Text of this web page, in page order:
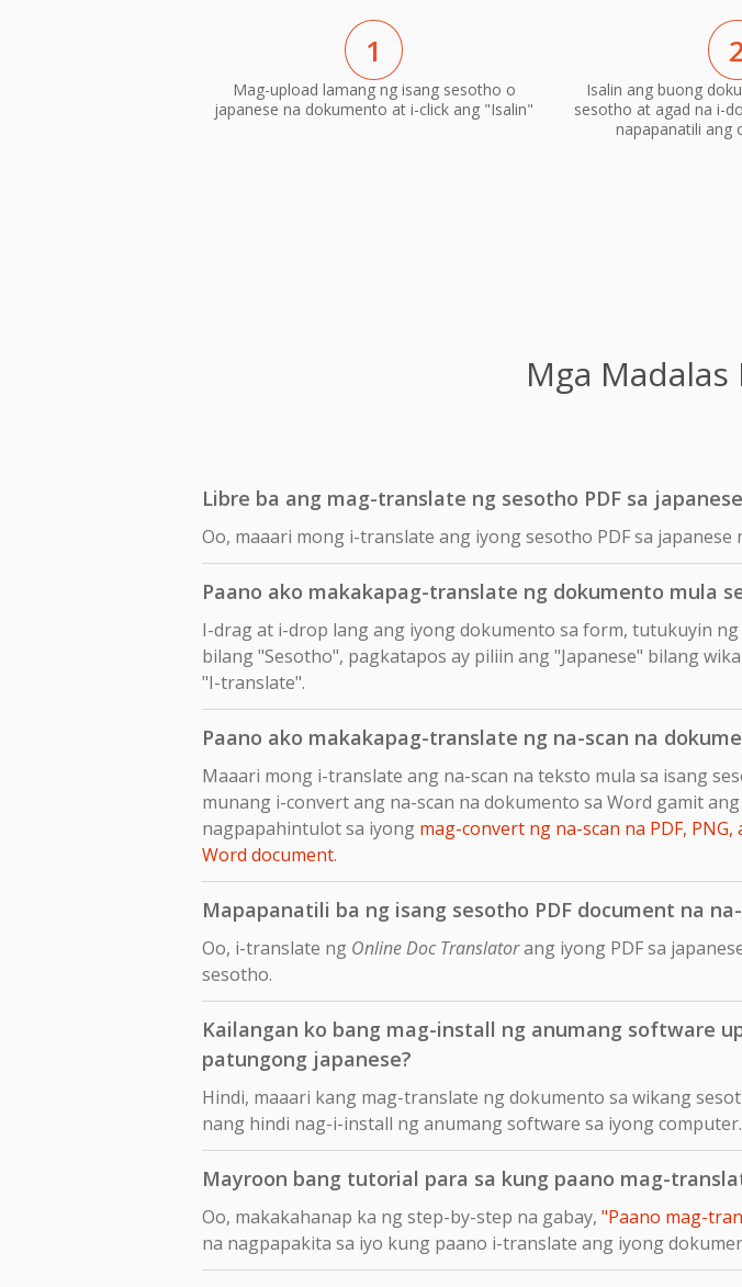
1
Mag-upload lamang ng isang sesotho o
japanese na dokumento at i-click ang "Isalin"
Isalin ang buong
sesotho at agad na i-
napapanatili ang
Mga Madalas
Libre ba ang mag-translate ng sesotho PDF sa
Oo, maaari mong i-translate ang iyong sesotho PDF sa japanese
Paano ako makakapag-translate ng dokumento mula
I-drag at i-drop lang ang iyong dokumento sa form, tutukuyin
bilang "Sesotho", pagkatapos ay piliin ang "Japanese" bilang
"I-translate".
Paano ako makakapag-translate ng na-scan na
Maaari mong i-translate ang na-scan na teksto mula sa isang
munang i-convert ang na-scan na dokumento sa Word gamit
nagpapahintulot sa iyong mag-convert ng na-scan na PDF,
Word document.
Mapapanatili ba ng isang sesotho PDF document na
Oo, i-translate ng Online Doc Translatorang iyong PDF sa
sesotho.
Kailangan ko bang mag-install ng anumang software
patungong japanese?
Hindi, maaari kang mag-translate ng dokumento sa wikang
nang hindi nag-i-install ng anumang software sa iyong computer.
Mayroon bang tutorial para sa kung paano mag-
Oo, makakahanap ka ng step-by-step na gabay, "Paano mag-
na nagpapakita sa iyo kung paano i-translate ang iyong